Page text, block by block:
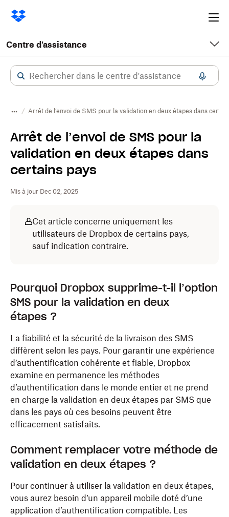
Centre d'assistance
Arrêt de l’envoi de SMS pour la validation en deux étapes dans
Arrêt de l’envoi de SMS pour la
validation en deux étapes dans
certains pays
Mis à jour Dec 02, 2025
Cet article concerne uniquement les
utilisateurs de Dropbox de certains pays,
sauf indication contraire.
Pourquoi Dropbox supprime-t-il l’option
SMS pour la validation en deux
étapes ?
La fiabilité et la sécurité de la livraison des SMS
diffèrent selon les pays. Pour garantir une expérience
d’authentification cohérente et fiable, Dropbox
examine en permanence les méthodes
d’authentification dans le monde entier et ne prend
en charge la validation en deux étapes par SMS que
dans les pays où ces besoins peuvent être
efficacement satisfaits.
Comment remplacer votre méthode de
validation en deux étapes ?
Pour continuer à utiliser la validation en deux étapes,
vous aurez besoin d’un appareil mobile doté d’une
application d’authentification compatible. Les